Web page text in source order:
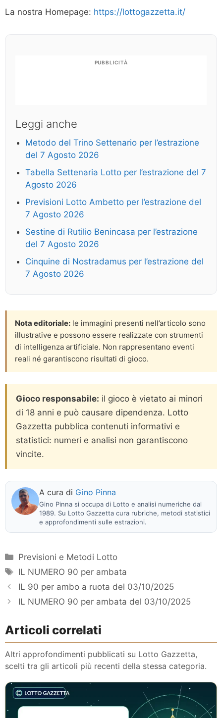
La nostra Homepage: https://lottogazzetta.it/
PUBBLICITÀ
Leggi anche
Metodo del Trino Settenario per l’estrazione
del 7 Agosto 2026
Tabella Settenaria Lotto per l’estrazione del 7
Agosto 2026
Previsioni Lotto Ambetto per l’estrazione del
7 Agosto 2026
Sestine di Rutilio Benincasa per l’estrazione
del 7 Agosto 2026
Cinquine di Nostradamus per l’estrazione del
7 Agosto 2026
Nota editoriale: le immagini presenti nell’articolo sono
illustrative e possono essere realizzate con strumenti
di intelligenza artificiale. Non rappresentano eventi
reali né garantiscono risultati di gioco.
Gioco responsabile: il gioco è vietato ai minori
di 18 anni e può causare dipendenza. Lotto
Gazzetta pubblica contenuti informativi e
statistici: numeri e analisi non garantiscono
vincite.
A cura di Gino Pinna
Gino Pinna si occupa di Lotto e analisi numeriche dal
1989. Su Lotto Gazzetta cura rubriche, metodi statistici
e approfondimenti sulle estrazioni.
Categorie
Previsioni e Metodi Lotto
Tag
IL NUMERO 90 per ambata
IL 90 per ambo a ruota del 03/10/2025
IL NUMERO 90 per ambata del 03/10/2025
Articoli correlati
Altri approfondimenti pubblicati su Lotto Gazzetta,
scelti tra gli articoli più recenti della stessa categoria.